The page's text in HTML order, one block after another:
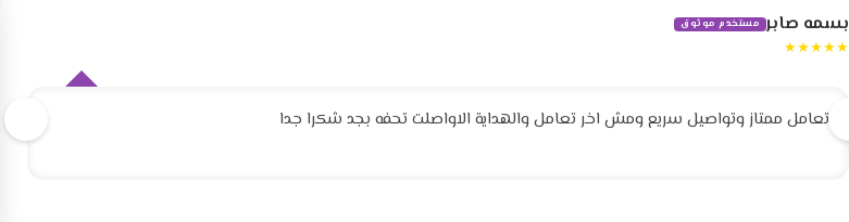
بسمه صابر مستخدم موثوق
★★★★★
تعامل ممتاز وتواصيل سريع ومش اخر تعامل والهداية الاواصلت تحفه بجد شكرا جدا